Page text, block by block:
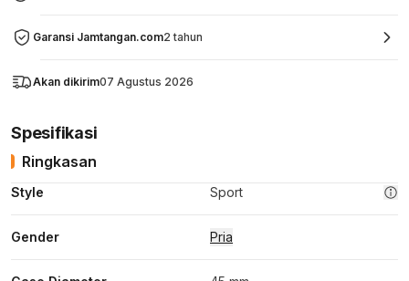
Garansi Jamtangan.com2 tahun
Akan dikirim07 Agustus 2026
Spesifikasi
Ringkasan
Style Sport
Gender Pria